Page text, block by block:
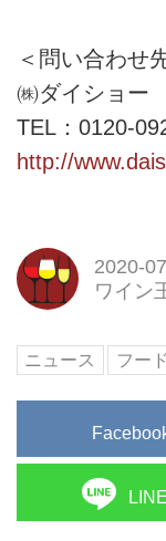
＜問い合わせ
㈱ダイショー
TEL：0120-
http://
2020-
ワイン
ニュース フー
LINE